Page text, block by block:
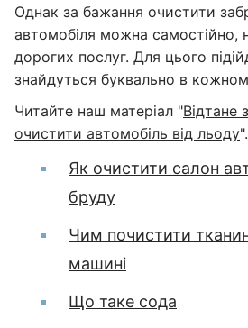
Однак за бажання очистити
автомобіля можна самостійно,
дорогих послуг. Для цього
знайдуться буквально в
Читайте наш матеріал "Відтане
очистити автомобіль від льоду".
Як очистити салон
бруду
Чим почистити
машині
Що таке сода